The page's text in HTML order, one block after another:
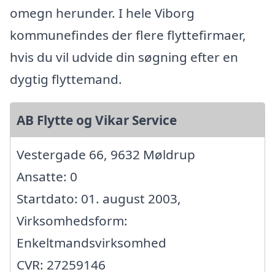
omegn herunder. I hele Viborg
kommunefindes der flere flyttefirmaer,
hvis du vil udvide din søgning efter en
dygtig flyttemand.
AB Flytte og Vikar Service
Vestergade 66, 9632 Møldrup
Ansatte: 0
Startdato: 01. august 2003,
Virksomhedsform:
Enkeltmandsvirksomhed
CVR: 27259146